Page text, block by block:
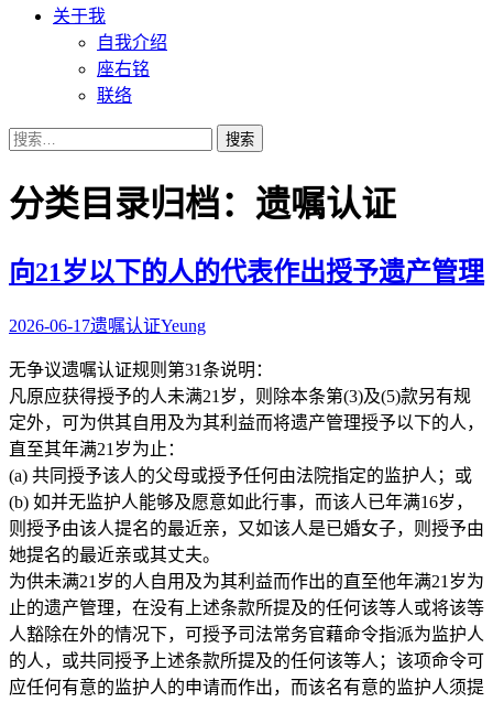
关于我
自我介绍
座右铭
联络
搜
分类目录归档：遗嘱认证
向21岁以下的人的代表作出授予遗产管理
2026-06-17遗嘱认证Yeung
无争议遗嘱认证规则第31条说明：
凡原应获得授予的人未满21岁，则除本条第(3)及(5)款另有规
定外，可为供其自用及为其利益而将遗产管理授予以下的人，
直至其年满21岁为止：
(a) 共同授予该人的父母或授予任何由法院指定的监护人；或
(b) 如并无监护人能够及愿意如此行事，而该人已年满16岁，
则授予由该人提名的最近亲，又如该人是已婚女子，则授予由
她提名的最近亲或其丈夫。
为供未满21岁的人自用及为其利益而作出的直至他年满21岁为
止的遗产管理，在没有上述条款所提及的任何该等人或将该等
人豁除在外的情况下，可授予司法常务官藉命令指派为监护人
的人，或共同授予上述条款所提及的任何该等人；该项命令可
应任何有意的监护人的申请而作出，而该名有意的监护人须提